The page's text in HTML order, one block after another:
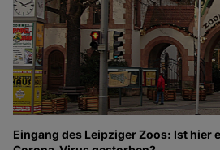
Eingang des Leipziger Zoos: Ist hier